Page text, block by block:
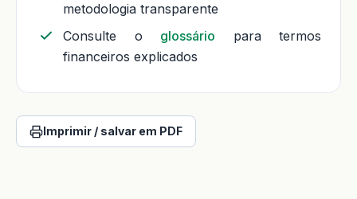
metodologia transparente
Consulte o glossário para termos
financeiros explicados
Imprimir / salvar em PDF